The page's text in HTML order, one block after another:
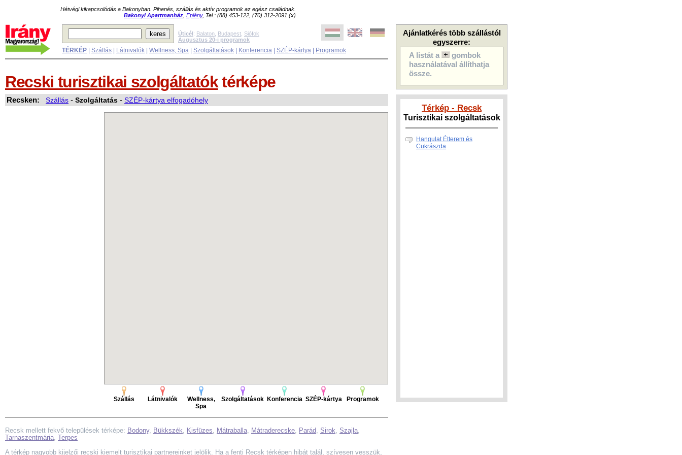
Hétvégi kikapcsolódás a Bakonyban. Pihenés, szállás és aktív programok az egész családnak.
Bakonyi Apartmanház Eplény, Tel.: (88) 453-122, (70) 312-2091 (x)
Ajánlatkérés több szállástól
egyszerre:
A listát a
gombok
használatával állíthatja
össze.
Térkép - Recsk
Turisztikai szolgáltatások
Hangulat Étterem és
Cukrászda
Úticél: Balaton Budapest Siófok
Augusztus 20-i programok
TÉRKÉP Szállás Látnivalók Wellness, Spa Szolgáltatások Konferencia SZÉP-kártya Programok
Recski turisztikai szolgáltatóktérképe
Recsken: Szállás - Szolgáltatás - SZÉP-kártya elfogadóhely
Szállás Látnivalók
Wellness,
Spa
Szolgáltatások Konferencia SZÉP-kártya Programok
Recsk mellett fekvő települések térképe: Bodony, Bükkszék, Kisfüzes, Mátraballa, Mátraderecske, Parád, Sirok, Szajla,
Tarnaszentmária, Terpes
A térkép nagyobb kijelzői recski kiemelt turisztikai partnereinket jelölik. Ha a fenti Recsk térképen hibát talál, szívesen vesszük,